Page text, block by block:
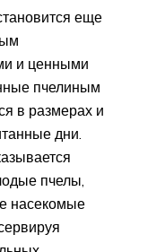
еще
и ценными
пчелиным
в размерах и
дни.
пчелы,
насекомые